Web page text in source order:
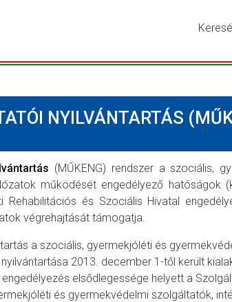
Írja
a
kívánt
meg
a
NYILVÁNTARTÁS
(MŰKENG) rendszer a szociális,
működését engedélyező hatóságok
Rehabilitációs és Szociális Hivatal
végrehajtását támogatja.
a szociális, gyermekjóléti és
2013. december 1-től került
elsődlegessége helyett a
és gyermekvédelmi szolgáltatók,